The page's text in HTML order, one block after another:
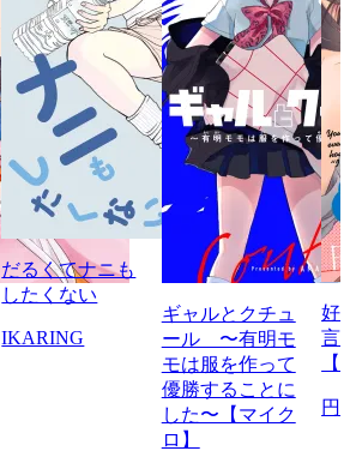
だるくてナニも
したくない
IKARING
ギャルとクチュ
ール 〜有明モ
モは服を作って
優勝することに
した〜【マイク
ロ】
好
言
円